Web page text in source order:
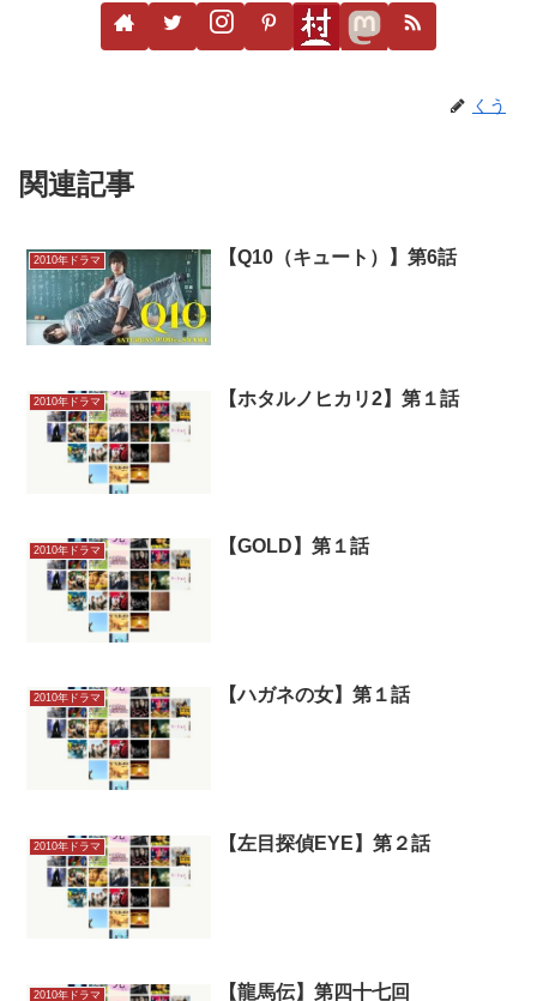
くう
関連記事
2010年ドラマ 【Q10（キュート）】第6話
2010年ドラマ 【ホタルノヒカリ2】第１話
2010年ドラマ 【GOLD】第１話
2010年ドラマ 【ハガネの女】第１話
2010年ドラマ 【左目探偵EYE】第２話
2010年ドラマ 【龍馬伝】第四十七回